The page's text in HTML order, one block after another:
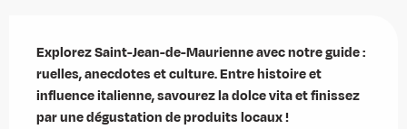
Explorez Saint-Jean-de-Maurienne avec notre guide :
ruelles, anecdotes et culture. Entre histoire et
influence italienne, savourez la dolce vita et finissez
par une dégustation de produits locaux !